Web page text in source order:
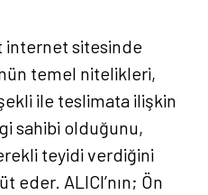
internet sitesinde
temel nitelikleri,
ile teslimata ilişkin
sahibi olduğunu,
teyidi verdiğini
eder. ALICI’nın; Ön